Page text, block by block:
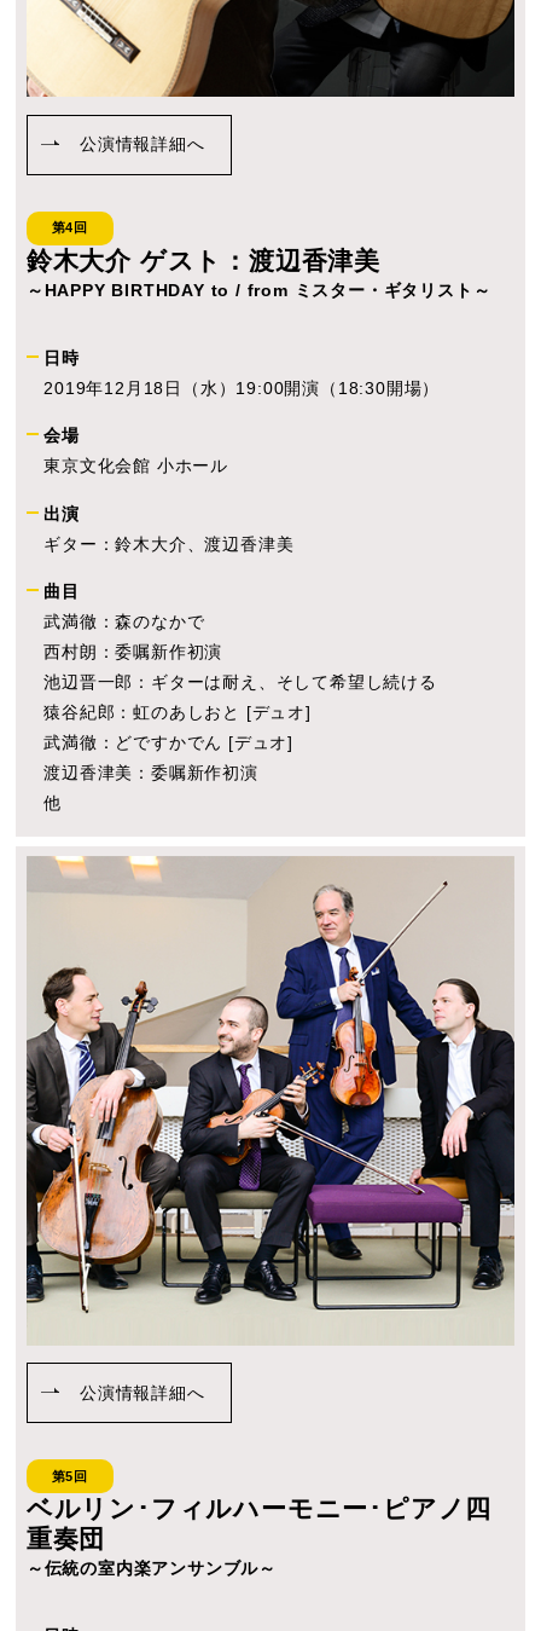
公演情報詳細へ
第4回
鈴木大介 ゲスト：渡辺香津美
～HAPPY BIRTHDAY to / from ミスター・ギタリスト～
日時
2019年12月18日（水）19:00開演（18:30開場）
会場
東京文化会館 小ホール
出演
ギター：鈴木大介、渡辺香津美
曲目
武満徹：森のなかで
西村朗：委嘱新作初演
池辺晋一郎：ギターは耐え、そして希望し続ける
猿谷紀郎：虹のあしおと [デュオ]
武満徹：どですかでん [デュオ]
渡辺香津美：委嘱新作初演
他
公演情報詳細へ
第5回
ベルリン･フィルハーモニー･ピアノ四
重奏団
～伝統の室内楽アンサンブル～